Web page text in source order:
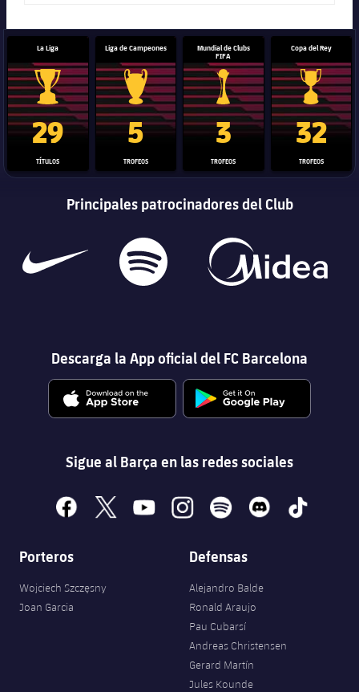
La Liga
Trofeo de La Liga
29
TÍTULOS
Liga de Campeones
Trofeo de la Liga de Campeones
5
TROFEOS
Mundial de Clubs
FIFA
Trofeo del Mundial de
3
TROFEOS
Copa del Rey
Copa del
32
TROFEOS
Principales patrocinadores del Club
Descarga la App oficial del FC Barcelona
Sigue al Barça en las redes sociales
facebook
x youtubeinstagramspotify discord tiktok
Porteros
Wojciech Szczęsny
Joan Garcia
Defensas
Alejandro Balde
Ronald Araujo
Pau Cubarsí
Andreas Christensen
Gerard Martín
Jules Kounde